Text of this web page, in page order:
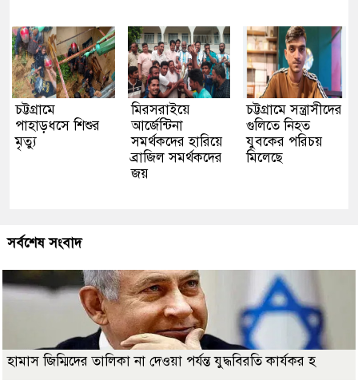
চট্টগ্রামে
পাহাড়ধসে শিশুর
মৃত্যু
মিরসরাইয়ে
আর্জেন্টিনা
সমর্থকদের হারিয়ে
ব্রাজিল সমর্থকদের
জয়
চট্টগ্রামে সন্ত্রাসীদের
গুলিতে নিহত
যুবকের পরিচয়
মিলেছে
সর্বশেষ সংবাদ
হামাস জিম্মিদের তালিকা না দেওয়া পর্যন্ত যুদ্ধবিরতি কার্যকর হ